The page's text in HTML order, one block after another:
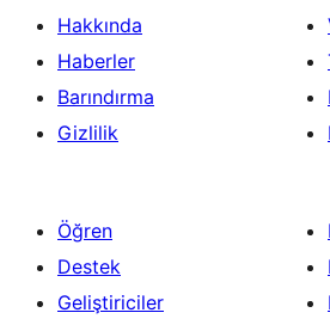
Hakkında
Haberler
Barındırma
Gizlilik
Öğren
Destek
Geliştiriciler